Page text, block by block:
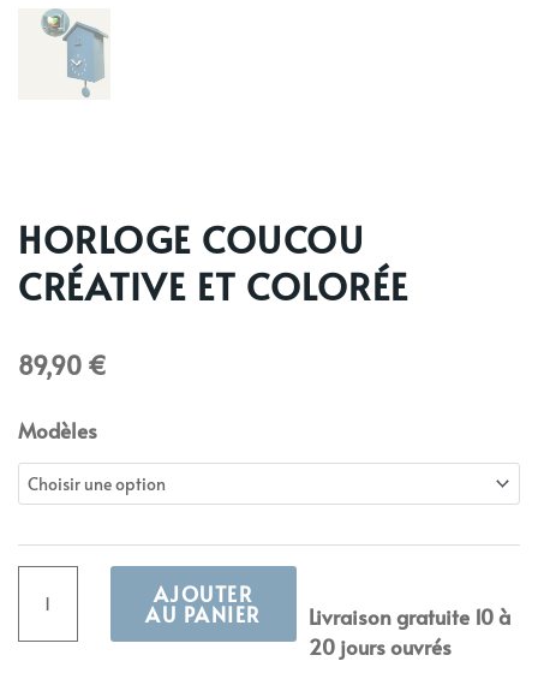
HORLOGE COUCOU
CRÉATIVE ET COLORÉE
89,90 €
Modèles
quantité
Horloge
coucou
créative
et
colorée
AJOUTER
AU PANIER
Livraison gratuite 10 à
20 jours ouvrés